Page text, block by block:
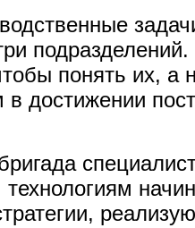
понять их, а
достижении